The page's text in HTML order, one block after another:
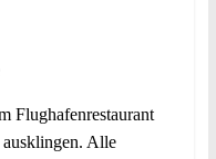
Flughafenrestaurant
ausklingen. Alle